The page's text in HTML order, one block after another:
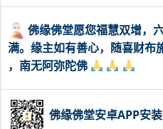
佛缘佛堂愿您福慧双增，
满。缘主如有善心，随喜财布
，南无阿弥陀佛
佛缘佛堂安卓APP安